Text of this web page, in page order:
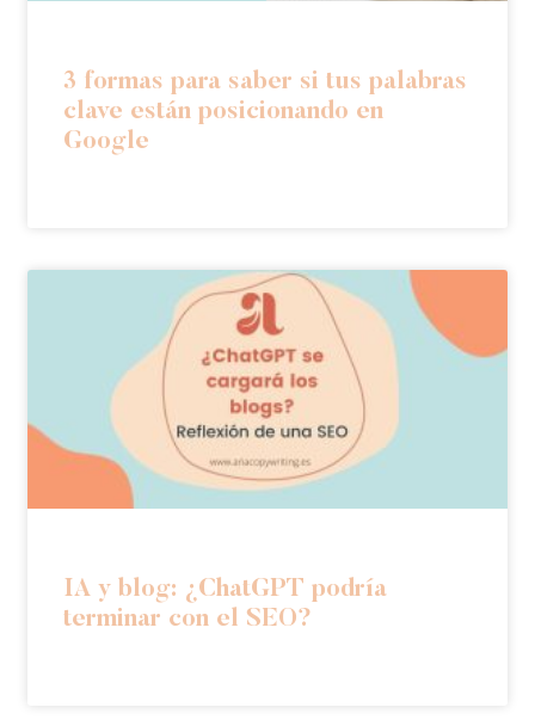
3 formas para saber si tus palabras
clave están posicionando en
Google
IA y blog: ¿ChatGPT podría
terminar con el SEO?